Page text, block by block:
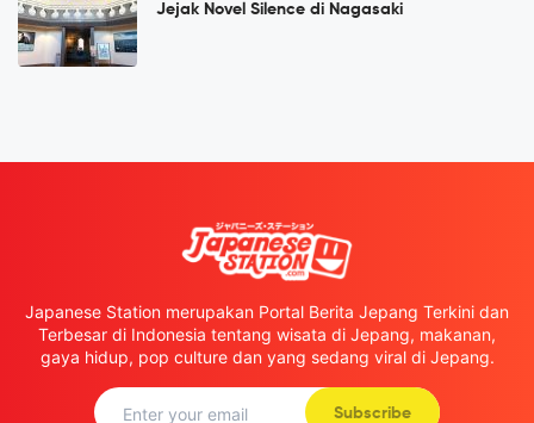
Jejak Novel Silence di Nagasaki
Japanese Station merupakan Portal Berita Jepang Terkini dan
Terbesar di Indonesia tentang wisata di Jepang, makanan,
gaya hidup, pop culture dan yang sedang viral di Jepang.
Subscribe